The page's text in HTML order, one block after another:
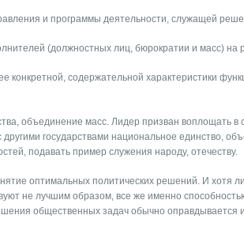
и программы деятельности, служащей
(должностных лиц, бюрократии и масс) на
конкретной, содержательной характеристики
объединение масс. Лидер призван воплощать в
государствами национальное единство,
подавать пример служения народу, отечеству.
оптимальных политических решений. И хотя
не лучшим образом, все же именно
общественных задач обычно оправдывается